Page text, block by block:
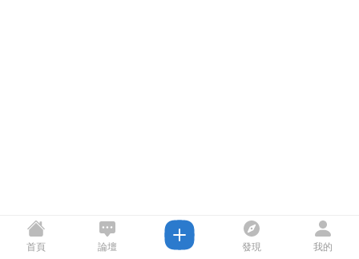
首頁 論壇 發現 我的